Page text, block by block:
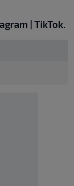
| TikTok.